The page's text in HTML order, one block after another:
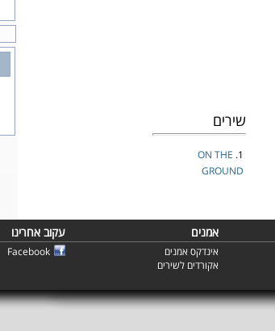
שירים
1.
ON THE
GROUND
אמנים עקוב אחרינו
אינדקס אמנים
אקורדים לשירים
Facebook